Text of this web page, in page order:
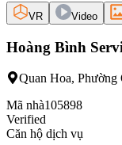
VR Video
Hoàng Bình
Quan Hoa,
Mã nhà105898
Verified
Căn hộ dịch vụ